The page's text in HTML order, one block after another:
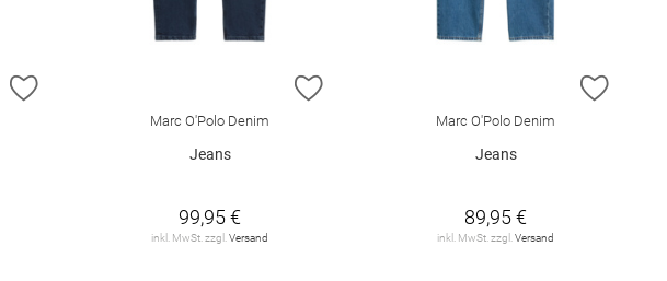
ZUR WUNSCHLISTE HINZUFÜGEN
Marc O'Polo Denim
Jeans
99,95 €
inkl. MwSt. zzgl.Versand
ZUR
Marc O'Polo Denim
Jeans
89,95 €
inkl. MwSt. zzgl.Versand